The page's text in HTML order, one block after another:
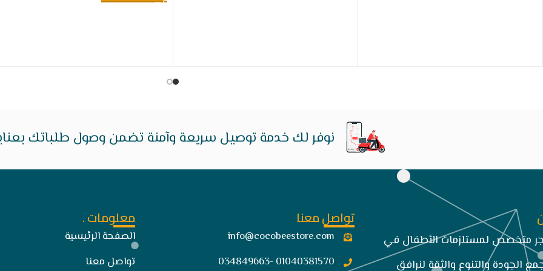
نوفر لك خدمة توصيل سريعة وآمنة تضمن وصول طلباتك
متخصص لمستلزمات الأطفال في
الجودة والتنوع والثقة لنرافق
تواصل معنا
info@cocobeestore.com​
01040381570 -034849663
معلومات .
الصفحة الرئيسية
تواصل معنا